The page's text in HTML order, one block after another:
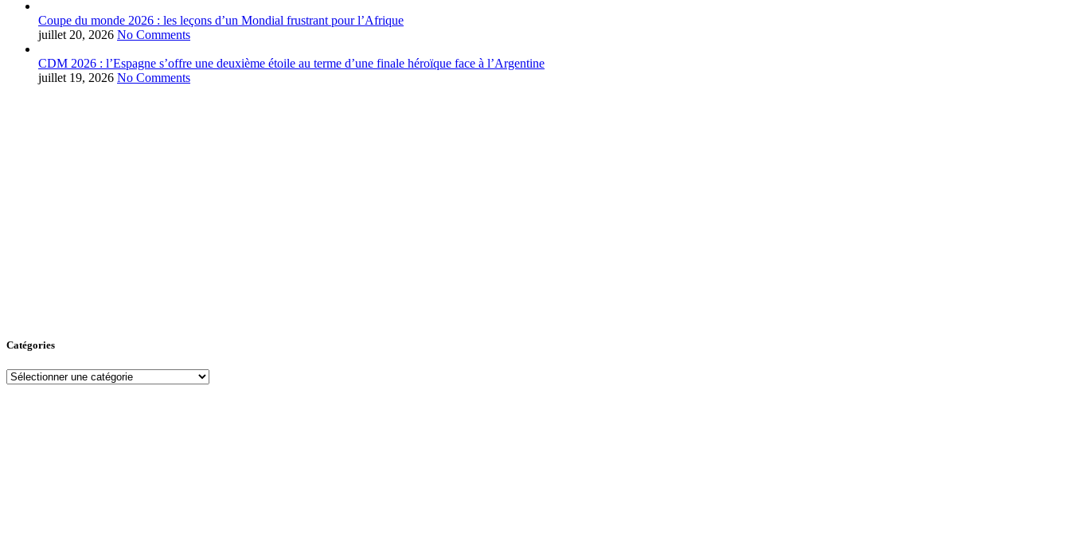
Coupe du monde 2026 : les leçons d’un Mondial frustrant pour l’Afrique
juillet 20, 2026 No Comments
CDM 2026 : l’Espagne s’offre une deuxième étoile au terme d’une finale héroïque face à l’Argentine
juillet 19, 2026 No Comments
Catégories